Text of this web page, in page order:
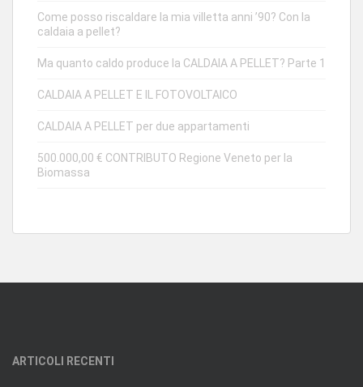
Come posso riscaldare la mia villetta anni ’90? Con la
caldaia a pellet?
Ma quanto caldo produce la CALDAIA A PELLET? Parte 1
CALDAIA A PELLET E IL FOTOVOLTAICO
CALDAIA A PELLET per due appartamenti
500.000,00 € CONTRIBUTO Regione Veneto per la
Biomassa
ARTICOLI RECENTI